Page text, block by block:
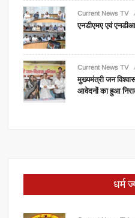
Current News TV
एनडीएमए एवं
Current News TV
मुख्यमंत्री जन
आवेदनों का हुआ
धर्म